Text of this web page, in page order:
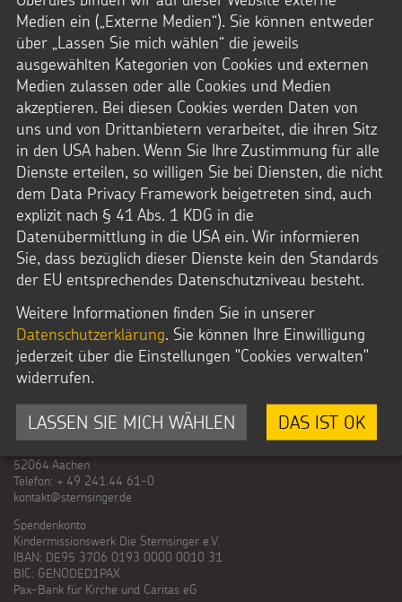
Unser
Sternsinger-Blog
Fußbereich
NACH OBEN
Kindermissionswerk Die Sternsinger e.V.
52064 Aachen
Telefon: + 49 241.44 61-0
kontakt@sternsinger.de
Spendenkonto
Kindermissionswerk Die Sternsinger e.V.
IBAN: DE95 3706 0193 0000 0010 31
BIC: GENODED1PAX
Pax-Bank für Kirche und Caritas eG
Medien ein („Externe Medien“). Sie können entweder
über „Lassen Sie mich wählen“ die jeweils
ausgewählten Kategorien von Cookies und externen
Medien zulassen oder alle Cookies und Medien
akzeptieren. Bei diesen Cookies werden Daten von
uns und von Drittanbietern verarbeitet, die ihren Sitz
in den USA haben. Wenn Sie Ihre Zustimmung für alle
Dienste erteilen, so willigen Sie bei Diensten, die nicht
dem Data Privacy Framework beigetreten sind, auch
explizit nach § 41 Abs. 1 KDG in die
Datenübermittlung in die USA ein. Wir informieren
Sie, dass bezüglich dieser Dienste kein den Standards
der EU entsprechendes Datenschutzniveau besteht.
Weitere Informationen finden Sie in unserer
Datenschutzerklärung. Sie können Ihre Einwilligung
jederzeit über die Einstellungen "Cookies verwalten"
widerrufen.
LASSEN SIE MICH WÄHLEN DAS IST OK